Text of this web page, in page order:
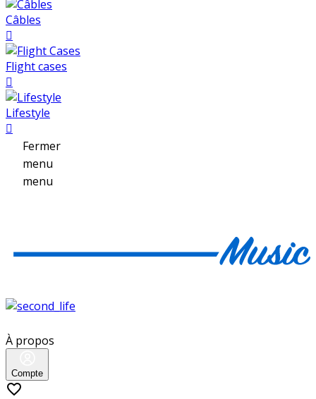
Câbles

Flight cases

Lifestyle

Fermer
menu
menu
À propos
Compte
favorite_border